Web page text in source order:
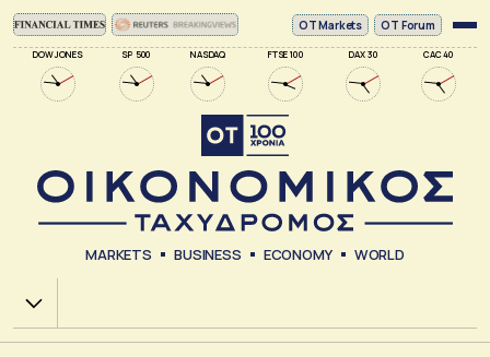
DOW JONES SP 500 NASDAQ FTSE 100 DAX 30 CAC 40
ΟΤ Markets OT Forum
MARKETS BUSINESS ECONOMY WORLD
Χ.Α.